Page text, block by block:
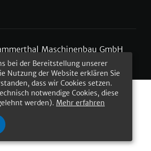
Maschinenbau GmbH
bei der Bereitstellung unserer
Nutzung der Website erklären Sie
dass wir Cookies setzen.
notwendige Cookies, diese
werden). Mehr erfahren